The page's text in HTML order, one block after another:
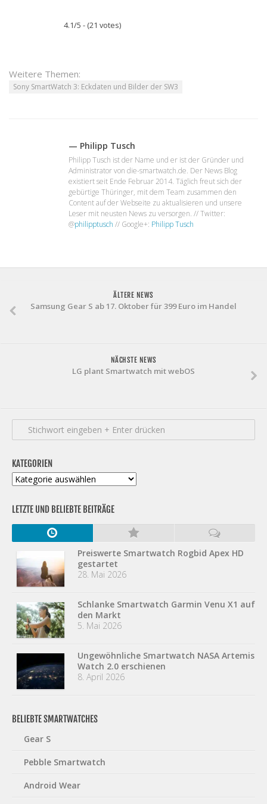
4.1/5 - (21 votes)
Weitere Themen:
Sony SmartWatch 3: Eckdaten und Bilder der SW3
— Philipp Tusch
Philipp Tusch ist der Name und er ist der Gründer und
Administrator von die-smartwatch.de. Der News Blog
existiert seit Ende Februar 2014. Täglich freut sich der
gebürtige Thüringer, mit dem Team zusammen den
Content auf der Webseite zu aktualisieren und unsere
Leser mit neusten News zu versorgen. // Twitter:
@philipptusch // Google+: Philipp Tusch
ÄLTERE NEWS
Samsung Gear S ab 17. Oktober für 399 Euro im Handel
NÄCHSTE NEWS
LG plant Smartwatch mit webOS
KATEGORIEN
Kategorien
LETZTE UND BELIEBTE BEITRÄGE
Preiswerte Smartwatch Rogbid Apex HD
gestartet
28. Mai 2026
Schlanke Smartwatch Garmin Venu X1 auf
den Markt
5. Mai 2026
Ungewöhnliche Smartwatch NASA Artemis
Watch 2.0 erschienen
8. April 2026
BELIEBTE SMARTWATCHES
Gear S
Pebble Smartwatch
Android Wear